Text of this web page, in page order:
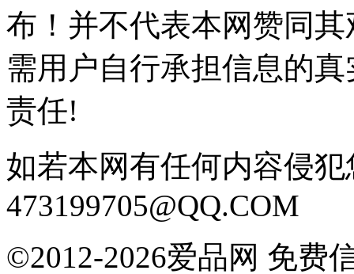
布！并不代表本网赞同
需用户自行承担信息的
责任!
如若本网有任何内容侵
473199705@QQ.COM
©2012-2026爱品网 免费